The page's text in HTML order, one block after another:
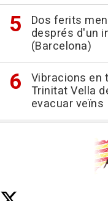
Dos ferits
després d'un
(Barcelona)
Vibracions en
Trinitat Vella
evacuar veïns